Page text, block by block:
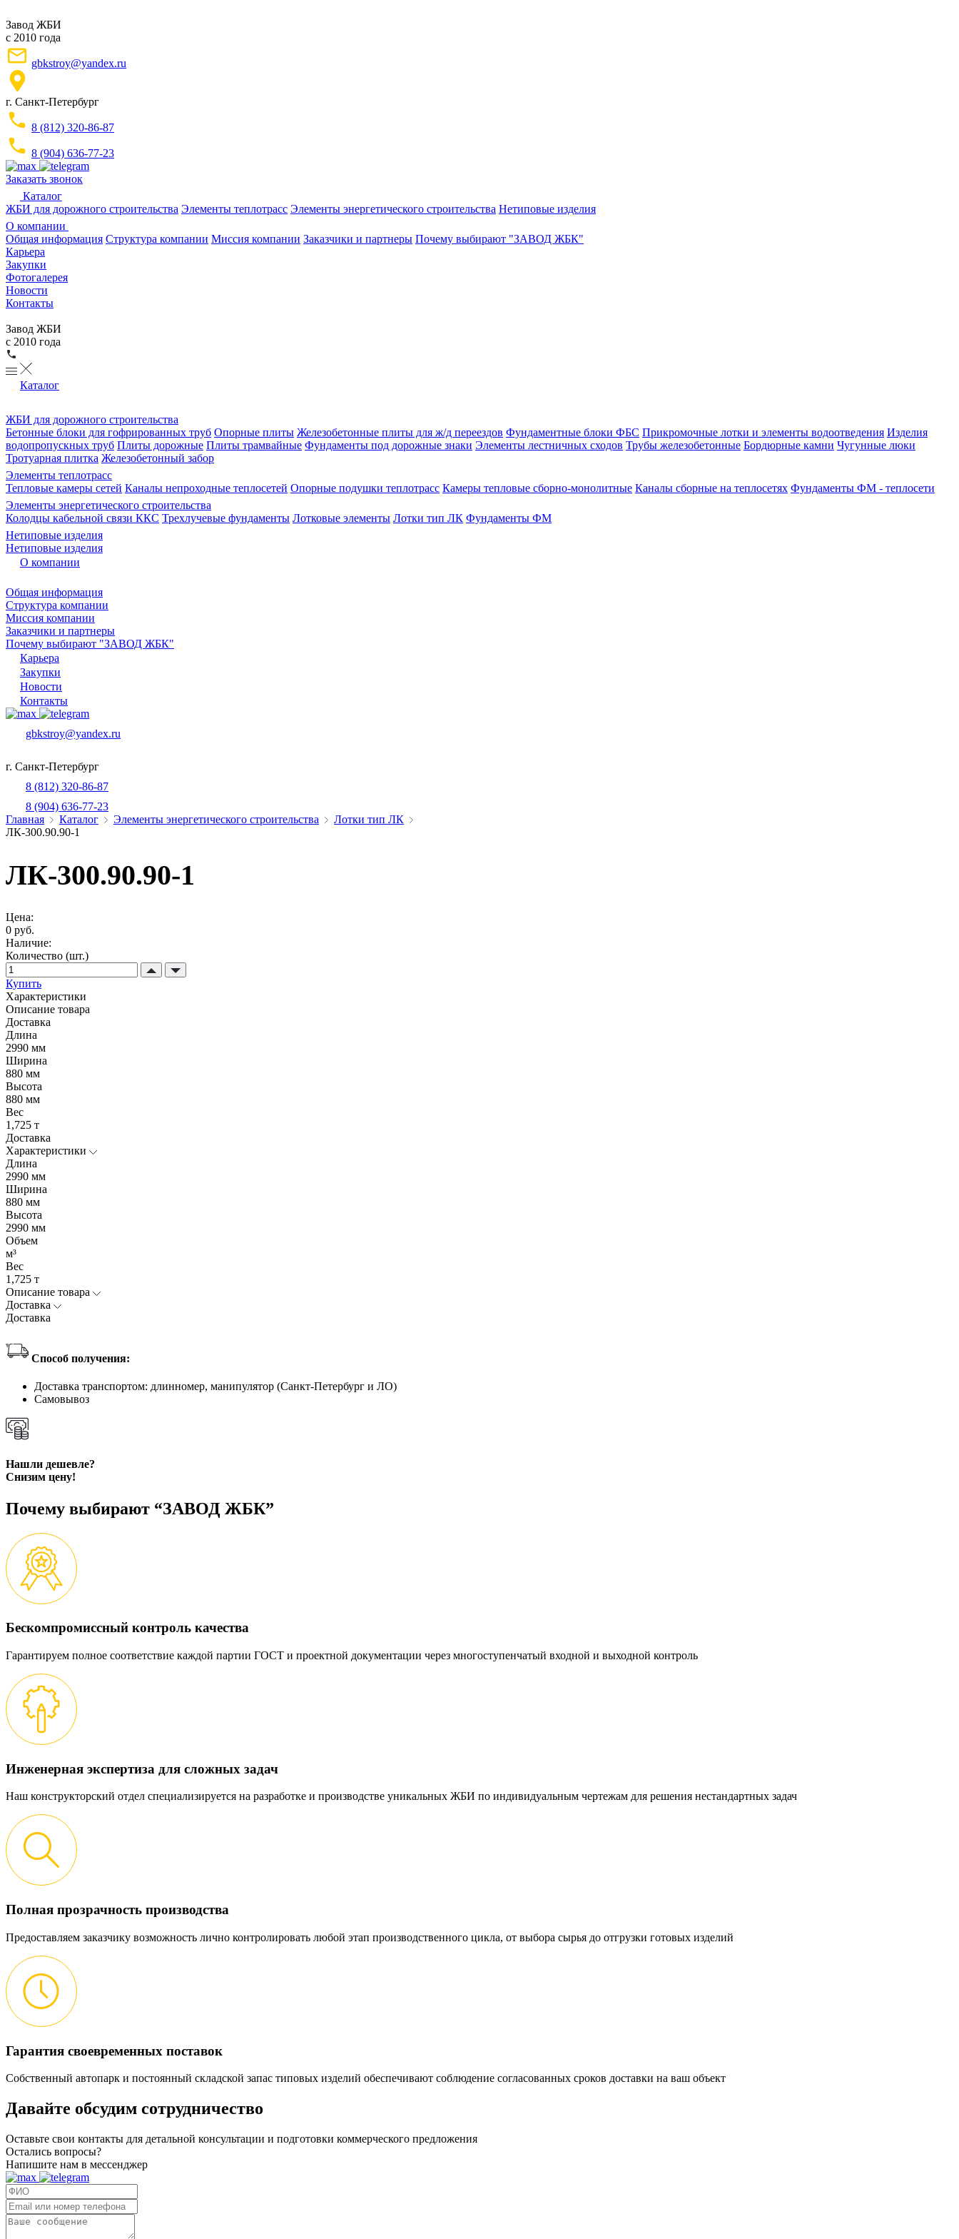
Завод ЖБИ
с 2010 года
gbkstroy@yandex.ru
г. Санкт-Петербург
8 (812) 320-86-87
8 (904) 636-77-23
Заказать звонок
Каталог
ЖБИ для дорожного строительства Элементы теплотрасс Элементы энергетического строительства Нетиповые изделия
О компании
Общая информация Структура компании Миссия компании Заказчики и партнеры Почему выбирают "ЗАВОД ЖБК"
Карьера
Закупки
Фотогалерея
Новости
Контакты
Завод ЖБИ
с 2010 года
Каталог
ЖБИ для дорожного строительства
Бетонные блоки для гофрированных труб Опорные плиты Железобетонные плиты для ж/д переездов Фундаментные блоки ФБС Прикромочные лотки и элементы водоотведения Изделия
водопропускных труб Плиты дорожные Плиты трамвайные Фундаменты под дорожные знаки Элементы лестничных сходов Трубы железобетонные Бордюрные камни Чугунные люки
Тротуарная плитка Железобетонный забор
Элементы теплотрасс
Тепловые камеры сетей Каналы непроходные теплосетей Опорные подушки теплотрасс Камеры тепловые сборно-монолитные Каналы сборные на теплосетях Фундаменты ФМ - теплосети
Элементы энергетического строительства
Колодцы кабельной связи ККС Трехлучевые фундаменты Лотковые элементы Лотки тип ЛК Фундаменты ФМ
Нетиповые изделия
Нетиповые изделия
О компании
Общая информация
Структура компании
Миссия компании
Заказчики и партнеры
Почему выбирают "ЗАВОД ЖБК"
Карьера
Закупки
Новости
Контакты
gbkstroy@yandex.ru
г. Санкт-Петербург
8 (812) 320-86-87
8 (904) 636-77-23
Главная
Каталог Элементы энергетического строительства
Лотки тип ЛК
ЛК-300.90.90-1
ЛК-300.90.90-1
Цена:
0 руб.
Наличие:
Количество (шт.)
Купить
Характеристики
Описание товара
Доставка
Длина
2990 мм
Ширина
880 мм
Высота
880 мм
Вес
1,725 т
Доставка
Характеристики
Длина
2990 мм
Ширина
880 мм
Высота
2990 мм
Объем
м³
Вес
1,725 т
Описание товара
Доставка
Доставка
Способ получения:
Доставка транспортом: длинномер, манипулятор (Санкт-Петербург и ЛО)
Самовывоз
Нашли дешевле?
Снизим цену!
Почему выбирают “ЗАВОД ЖБК”
Бескомпромиссный контроль качества
Гарантируем полное соответствие каждой партии ГОСТ и проектной документации через многоступенчатый входной и выходной контроль
Инженерная экспертиза для сложных задач
Наш конструкторский отдел специализируется на разработке и производстве уникальных ЖБИ по индивидуальным чертежам для решения нестандартных задач
Полная прозрачность производства
Предоставляем заказчику возможность лично контролировать любой этап производственного цикла, от выбора сырья до отгрузки готовых изделий
Гарантия своевременных поставок
Собственный автопарк и постоянный складской запас типовых изделий обеспечивают соблюдение согласованных сроков доставки на ваш объект
Давайте обсудим сотрудничество
Оставьте свои контакты для детальной консультации и подготовки коммерческого предложения
Остались вопросы?
Напишите нам в мессенджер